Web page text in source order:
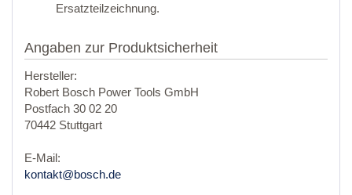
Ersatzteilzeichnung.
Angaben zur Produktsicherheit
Hersteller:
Robert Bosch Power Tools GmbH
Postfach 30 02 20
70442 Stuttgart
E-Mail:
kontakt@bosch.de